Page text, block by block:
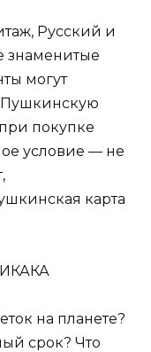
Русский и
знаменитые
могут
Пушкинскую
покупке
условие — не
карта
на планете?
срок? Что